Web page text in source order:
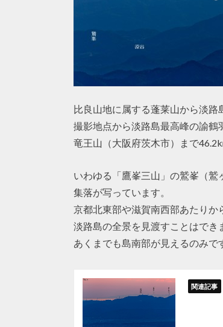
比良山地に属する蓬莱山から淡路
撮影地点から淡路島最高峰の諭鶴
竜王山（大阪府茨木市）まで
いわゆる「鷹峯三山」の鷲峯（
集落が写っています。
京都北東部や滋賀南西部あたり
淡路島の全景を見渡すことはでき
あくまでも島南部が見えるのみで